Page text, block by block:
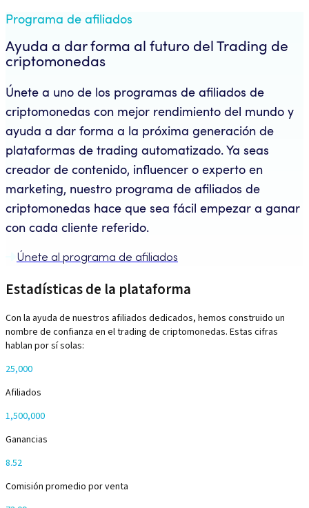
Programa de afiliados
Ayuda a dar forma al futuro del Trading de
criptomonedas
Únete a uno de los programas de afiliados de
criptomonedas con mejor rendimiento del mundo y
ayuda a dar forma a la próxima generación de
plataformas de trading automatizado. Ya seas
creador de contenido, influencer o experto en
marketing, nuestro programa de afiliados de
criptomonedas hace que sea fácil empezar a ganar
con cada cliente referido.
Únete al programa de afiliados
Estadísticas de la plataforma
Con la ayuda de nuestros afiliados dedicados, hemos construido un
nombre de confianza en el trading de criptomonedas. Estas cifras
hablan por sí solas:
25,000
Afiliados
1,500,000
Ganancias
8.52
Comisión promedio por venta